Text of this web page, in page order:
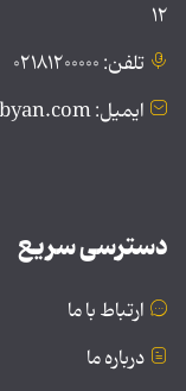
۱۲
تلفن: ۰۲۱۸۱۲۰۰۰۰۰
ایمیل: public@tebyan.com
دسترسی سریع
ارتباط با ما
درباره ما